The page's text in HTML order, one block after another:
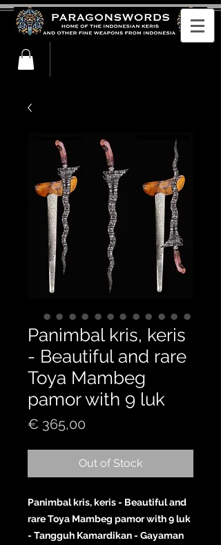
Panimbal kris, keris
- Beautiful and rare
Toya Mambeg
pamor with 9 luk
€ 365,00
Out of Stock
Panimbal kris, keris - Beautiful and
rare Toya Mambeg pamor with 9 luk
- Tangguh Kamardikan - Gayaman